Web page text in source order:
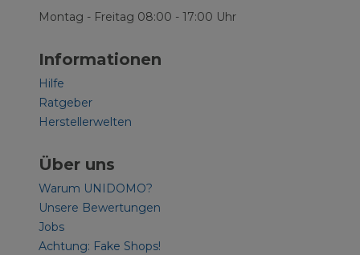
Montag - Freitag 08:00 - 17:00 Uhr
Informationen
Hilfe
Ratgeber
Herstellerwelten
Über uns
Warum UNIDOMO?
Unsere Bewertungen
Jobs
Achtung: Fake Shops!